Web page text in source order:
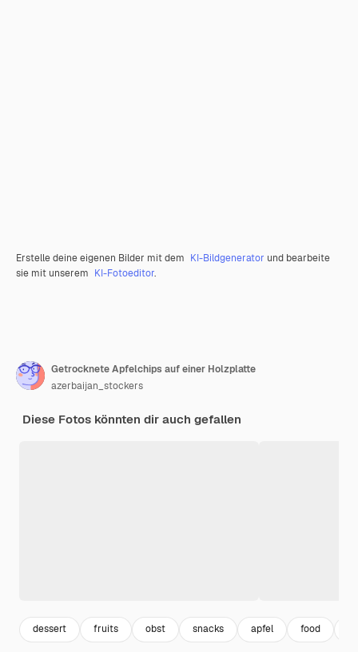
Erstelle deine eigenen Bilder mit dem KI-Bildgenerator und bearbeite
sie mit unserem KI-Fotoeditor.
Getrocknete Apfelchips auf einer Holzplatte
azerbaijan_stockers
Diese Fotos könnten dir auch gefallen
dessert fruits obst snacks apfel food